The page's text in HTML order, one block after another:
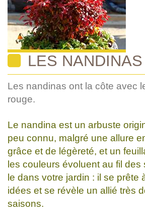
LES NANDINAS
Les nandinas ont la côte avec
rouge.
Le nandina est un arbuste
peu connu, malgré une allure
grâce et de légèreté, et un
les couleurs évoluent au fil des
le dans votre jardin : il se prête
idées et se révèle un allié très
saisons.